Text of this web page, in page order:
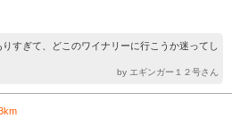
すぎて、どこのワイナリーに行こうか迷ってし
by エギンガー１２号さん